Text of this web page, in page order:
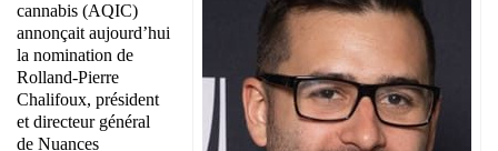
cannabis (AQIC)
annonçait aujourd’hui
la nomination de
Rolland-Pierre
Chalifoux, président
et directeur général
de Nuances